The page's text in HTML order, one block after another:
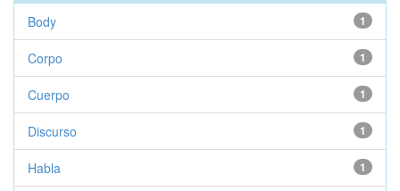
1
Body
1
Corpo
1
Cuerpo
1
Discurso
1
Habla